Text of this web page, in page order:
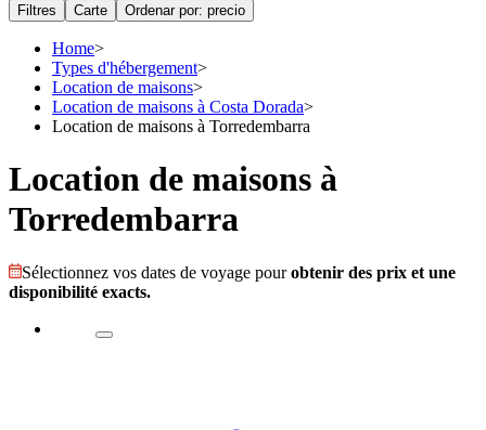
Filtres Carte Ordenar por: precio
Home>
Types d'hébergement>
Location de maisons>
Location de maisons à Costa Dorada>
Location de maisons à Torredembarra
Location de maisons à
Torredembarra
Sélectionnez vos dates de voyage pourobtenir des prix et une
disponibilité exacts.